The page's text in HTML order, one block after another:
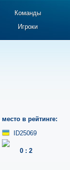
Команды
Игроки
место в рейтинге:
ID25069
0 : 2